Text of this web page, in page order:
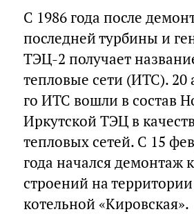
С 1986 года после
последней турбины и
ТЭЦ-2 получает
тепловые сети (ИТС). 20
го ИТС вошли в состав
Иркутской ТЭЦ в
тепловых сетей. С 15
года начался демонтаж
строений на
котельной «Кировская».